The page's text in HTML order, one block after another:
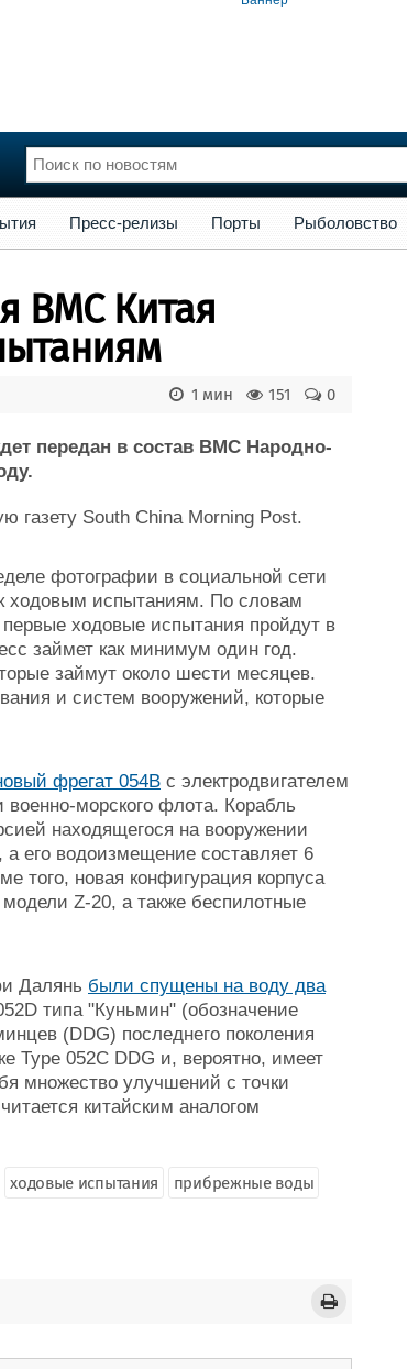
Флот
Форум
Пресс-релизы Порты Рыболовство
ВМС Китая
0
151
1 мин
передан в состав ВМС Народно-
газету South China Morning Post.
фотографии в социальной сети
ходовым испытаниям. По словам
первые ходовые испытания пройдут в
займет как минимум один год.
займут около шести месяцев.
и систем вооружений, которые
фрегат 054B с электродвигателем
морского флота. Корабль
находящегося на вооружении
его водоизмещение составляет 6
того, новая конфигурация корпуса
Z-20, а также беспилотные
Далянь были спущены на воду два
типа "Куньмин" (обозначение
(DDG) последнего поколения
Type 052C DDG и, вероятно, имеет
множество улучшений с точки
китайским аналогом
ходовые испытания прибрежные воды